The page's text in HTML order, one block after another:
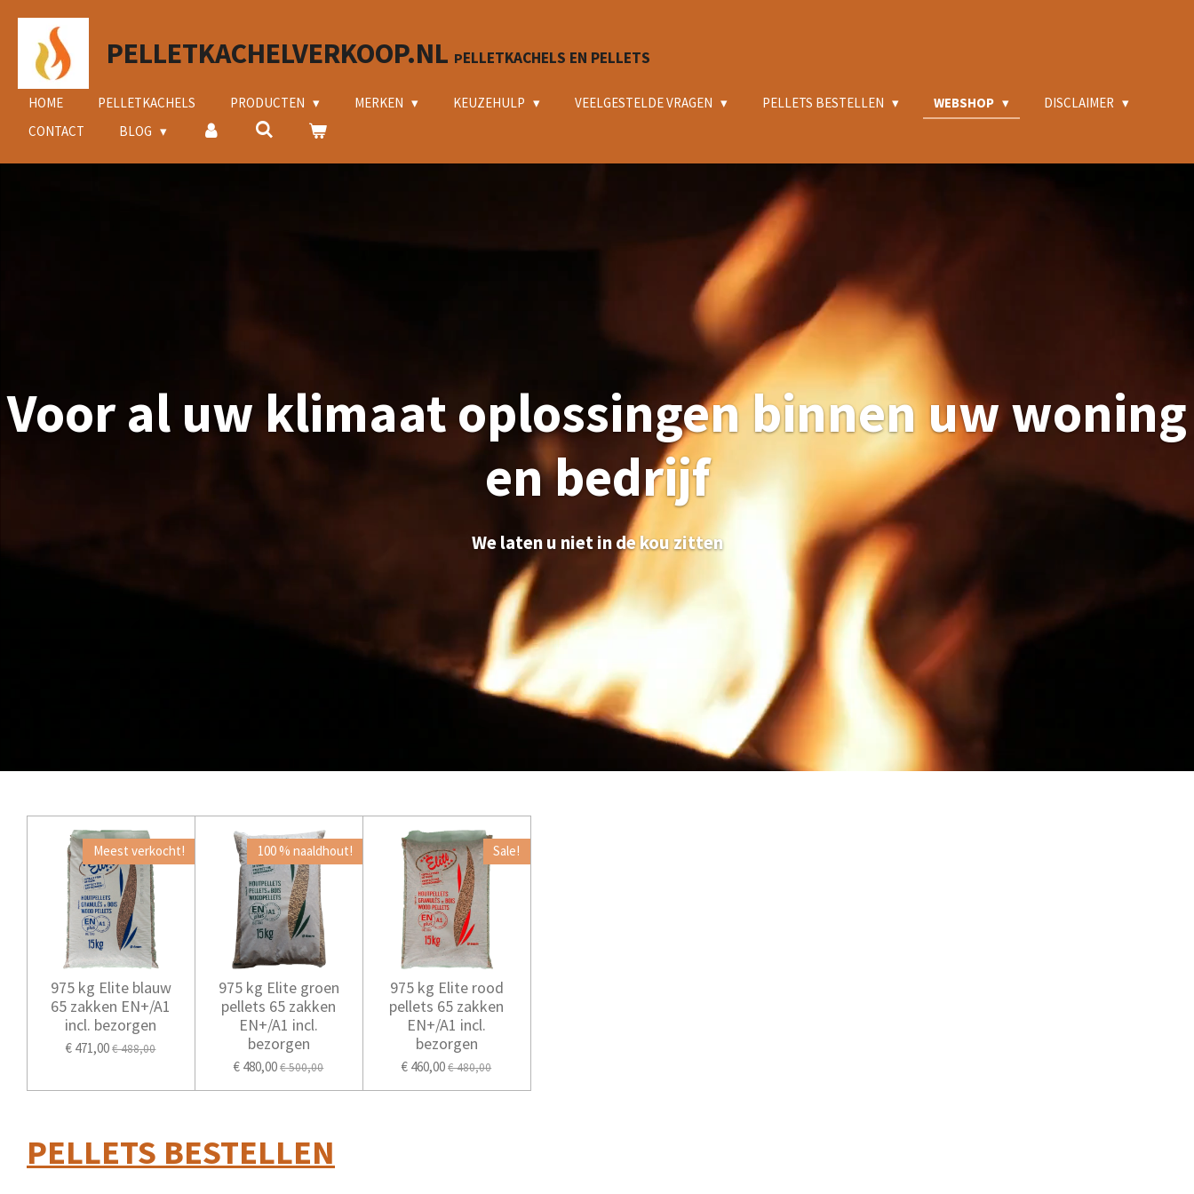
Ga
hoofdinhoud
PELLETKACHELVERKOOP.NL PELLETKACHELS EN PELLETS
HOME PELLETKACHELS PRODUCTEN MERKEN KEUZEHULP VEELGESTELDE VRAGEN PELLETS BESTELLEN WEBSHOP
DISCLAIMER
CONTACT
BLOG
Voor al uw klimaat oplossingen binnen uw woning
en bedrijf
We laten u niet in de kou zitten
Meest verkocht!
975 kg Elite blauw
65 zakken EN+/A1
incl. bezorgen
€ 471,00 € 488,00
100 % naaldhout!
975 kg Elite groen
pellets 65 zakken
EN+/A1 incl.
bezorgen
€ 480,00€ 500,00
Sale!
975 kg Elite rood
pellets 65 zakken
EN+/A1 incl.
bezorgen
€ 460,00€ 480,00
PELLETS BESTELLEN